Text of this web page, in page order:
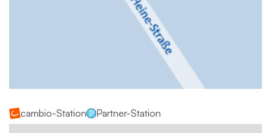
cambio-Station Partner-Station